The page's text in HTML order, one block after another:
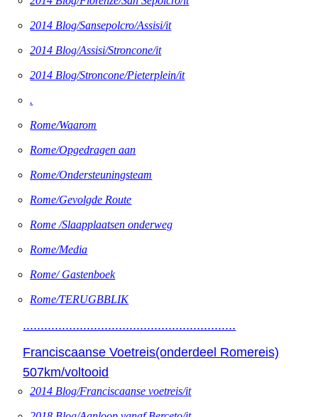
2014 Blog/Sansepolcro/Assisi/it
2014 Blog/Assisi/Stroncone/it
2014 Blog/Stroncone/Pieterplein/it
.
Rome/Waarom
Rome/Opgedragen aan
Rome/Ondersteuningsteam
Rome/Gevolgde Route
Rome /Slaapplaatsen onderweg
Rome/Media
Rome/ Gastenboek
Rome/TERUGBBLIK
............................................................
Franciscaanse Voetreis(onderdeel Romereis)
507km/voltooid
2014 Blog/Franciscaanse voetreis/it